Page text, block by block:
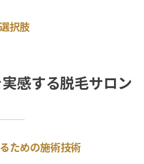
択肢
感する脱毛サロン
ための施術技術